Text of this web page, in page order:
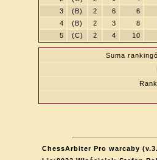
3
(B) 2 6 6
4
(B) 2 3 8
5
(C) 2 4 10
Suma
ChessArbiter Pro warcaby